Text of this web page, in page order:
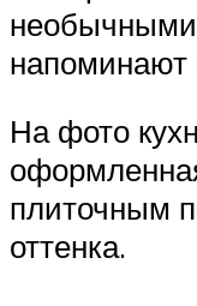
необычными
напоминают
На фото
плиточным
оттенка.